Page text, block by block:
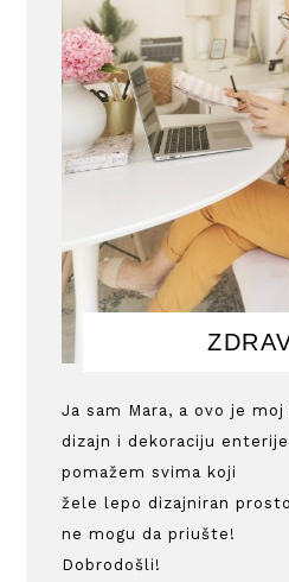
Ja sam Mara, a ovo je
dizajn i dekoraciju
pomažem svima koji
žele lepo dizajniran
ne mogu da priušte!
Dobrodošli!